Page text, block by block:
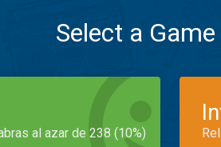
Select a
al azar de 238 (10%)